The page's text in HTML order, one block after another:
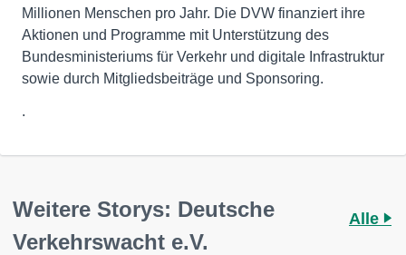
Millionen Menschen pro Jahr. Die DVW finanziert ihre
Aktionen und Programme mit Unterstützung des
Bundesministeriums für Verkehr und digitale Infrastruktur
sowie durch Mitgliedsbeiträge und Sponsoring.
.
Weitere Storys: Deutsche
Verkehrswacht e.V.
Alle